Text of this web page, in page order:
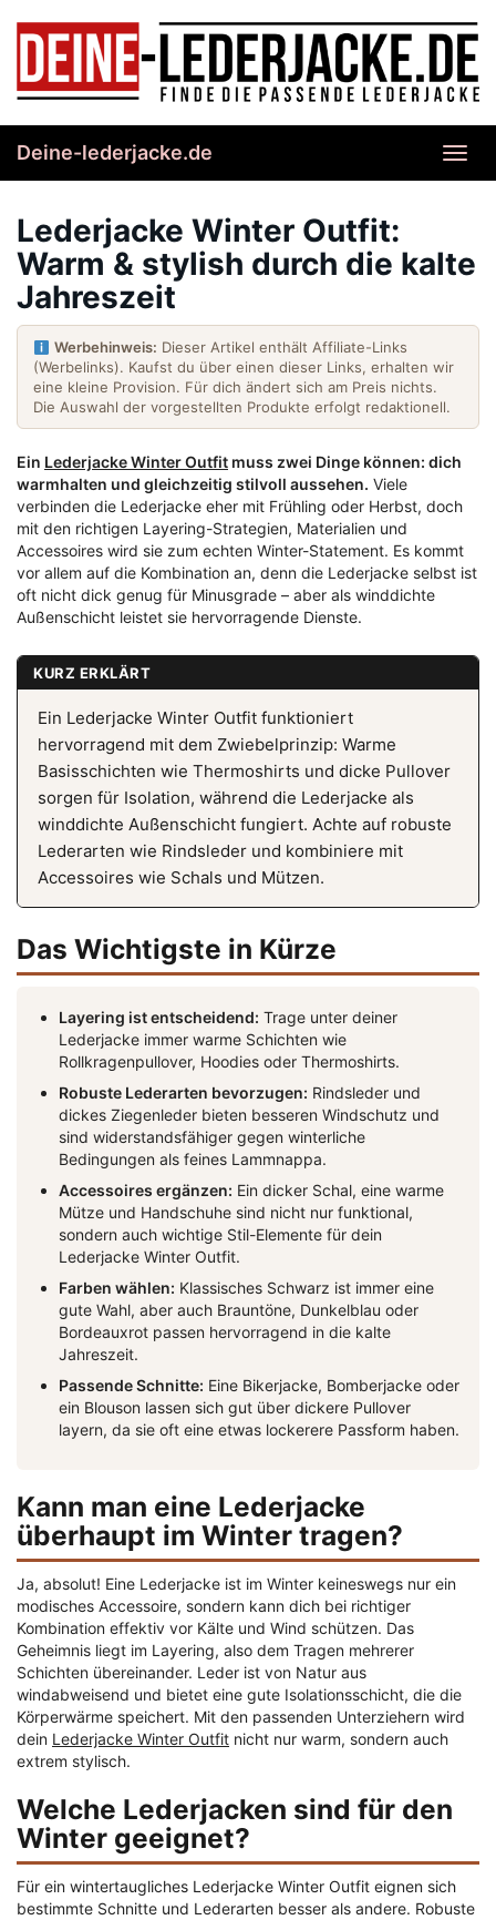
content
Deine-lederjacke.de
Lederjacke Winter Outfit:
Warm & stylish durch die kalte
Jahreszeit
Werbehinweis: Dieser Artikel enthält Affiliate-Links
(Werbelinks). Kaufst du über einen dieser Links, erhalten wir
eine kleine Provision. Für dich ändert sich am Preis nichts.
Die Auswahl der vorgestellten Produkte erfolgt redaktionell.
Ein Lederjacke Winter Outfit muss zwei Dinge können: dich
warmhalten und gleichzeitig stilvoll aussehen. Viele
verbinden die Lederjacke eher mit Frühling oder Herbst, doch
mit den richtigen Layering-Strategien, Materialien und
Accessoires wird sie zum echten Winter-Statement. Es kommt
vor allem auf die Kombination an, denn die Lederjacke selbst ist
oft nicht dick genug für Minusgrade – aber als winddichte
Außenschicht leistet sie hervorragende Dienste.
KURZ ERKLÄRT
Ein Lederjacke Winter Outfit funktioniert
hervorragend mit dem Zwiebelprinzip: Warme
Basisschichten wie Thermoshirts und dicke Pullover
sorgen für Isolation, während die Lederjacke als
winddichte Außenschicht fungiert. Achte auf robuste
Lederarten wie Rindsleder und kombiniere mit
Accessoires wie Schals und Mützen.
Das Wichtigste in Kürze
Layering ist entscheidend: Trage unter deiner
Lederjacke immer warme Schichten wie
Rollkragenpullover, Hoodies oder Thermoshirts.
Robuste Lederarten bevorzugen: Rindsleder und
dickes Ziegenleder bieten besseren Windschutz und
sind widerstandsfähiger gegen winterliche
Bedingungen als feines Lammnappa.
Accessoires ergänzen: Ein dicker Schal, eine warme
Mütze und Handschuhe sind nicht nur funktional,
sondern auch wichtige Stil-Elemente für dein
Lederjacke Winter Outfit.
Farben wählen: Klassisches Schwarz ist immer eine
gute Wahl, aber auch Brauntöne, Dunkelblau oder
Bordeauxrot passen hervorragend in die kalte
Jahreszeit.
Passende Schnitte: Eine Bikerjacke, Bomberjacke oder
ein Blouson lassen sich gut über dickere Pullover
layern, da sie oft eine etwas lockerere Passform haben.
Kann man eine Lederjacke
überhaupt im Winter tragen?
Ja, absolut! Eine Lederjacke ist im Winter keineswegs nur ein
modisches Accessoire, sondern kann dich bei richtiger
Kombination effektiv vor Kälte und Wind schützen. Das
Geheimnis liegt im Layering, also dem Tragen mehrerer
Schichten übereinander. Leder ist von Natur aus
windabweisend und bietet eine gute Isolationsschicht, die die
Körperwärme speichert. Mit den passenden Unterziehern wird
dein Lederjacke Winter Outfit nicht nur warm, sondern auch
extrem stylisch.
Welche Lederjacken sind für den
Winter geeignet?
Für ein wintertaugliches Lederjacke Winter Outfit eignen sich
bestimmte Schnitte und Lederarten besser als andere. Robuste